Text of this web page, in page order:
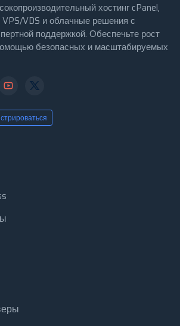
хостинг cPanel,
VPS/VDS и облачные решения с
поддержкой. Обеспечьте рост
безопасных и масштабируемых